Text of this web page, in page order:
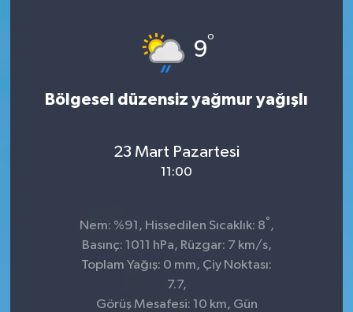
9°
Bölgesel düzensiz yağmur yağışlı
23 Mart Pazartesi
11:00
Nem: %91, Hissedilen Sıcaklık: 8° ,
Basınç: 1011 hPa, Rüzgar: 7 km/s,
Toplam Yağış: 0 mm, Çiy Noktası:
7.7,
Görüş Mesafesi: 10 km, Gün